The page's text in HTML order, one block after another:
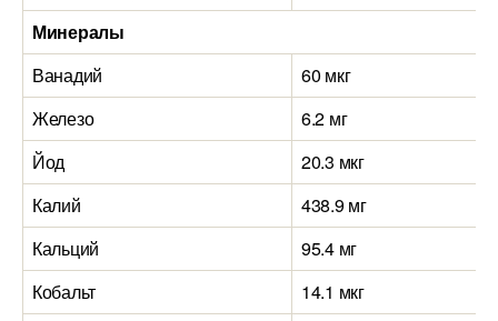
Минералы
Ванадий
60 мкг
Железо
6.2 мг
Йод
20.3 мкг
Калий
438.9 мг
Кальций
95.4 мг
Кобальт
14.1 мкг